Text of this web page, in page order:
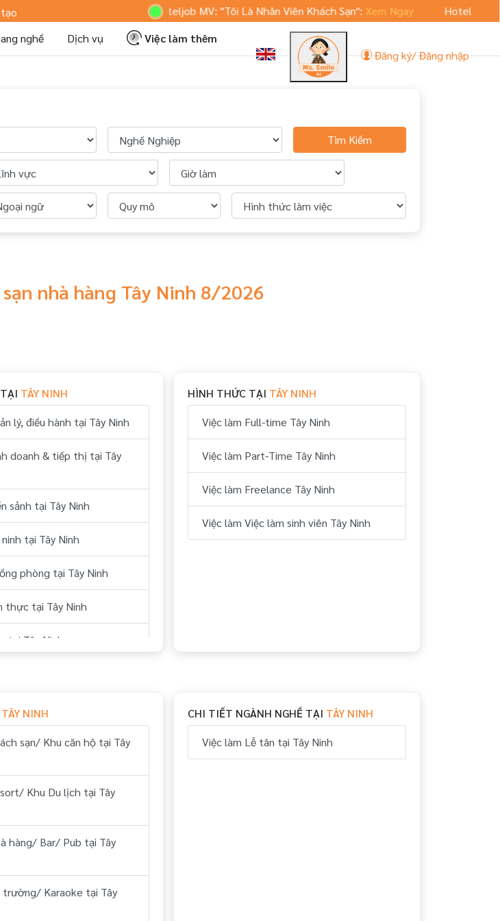
Hoteljob MV: "Tôi Là Nhân Viên Khách Sạn":Xem Ngay
Hoteljob.vn
nghề Dịch vụ
Việc làm thêm
Đăng ký/ Đăng nhập
Tìm Kiếm
nhà hàng Tây Ninh 8/2026
TÂY NINH
lý, điều hành tại Tây Ninh
doanh & tiếp thị tại Tây
sảnh tại Tây Ninh
tại Tây Ninh
phòng tại Tây Ninh
thực tại Tây Ninh
tại Tây Ninh
& giải trí tại Tây Ninh
chính, nhân sự tại Tây
kế toán tại Tây Ninh
tại Tây Ninh
tại Tây Ninh
Du lịch (HDV, ĐH
Ninh
HÌNH THỨC TẠI TÂY NINH
Việc làm Full-time Tây Ninh
Việc làm Part-Time Tây Ninh
Việc làm Freelance Tây Ninh
Việc làm Việc làm sinh viên Tây Ninh
TÂY NINH
sạn/ Khu căn hộ tại Tây
Khu Du lịch tại Tây
hàng/ Bar/ Pub tại Tây
trường/ Karaoke tại Tây
CHI TIẾT NGÀNH NGHỀ TẠI TÂY NINH
Việc làm Lễ tân tại Tây Ninh